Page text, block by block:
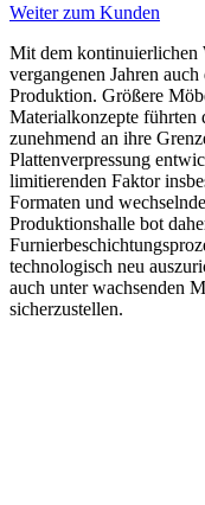
Weiter zum Kunden
Mit dem kontinuierlichen
vergangenen Jahren
Produktion. Größere
Materialkonzepte führten
zunehmend an ihre
Plattenverpressung
limitierenden Faktor
Formaten und
Produktionshalle bot
technologisch neu
auch unter wachsenden
sicherzustellen.